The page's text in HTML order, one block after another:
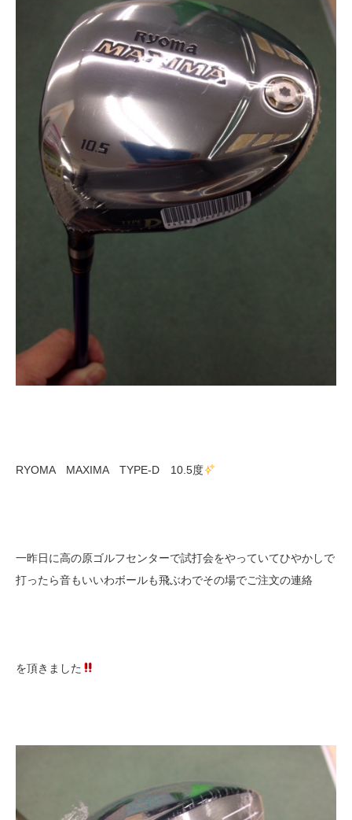
RYOMA MAXIMA TYPE-D 10.5度
一昨日に高の原ゴルフセンターで試打会をやっていてひやかしで
打ったら音もいいわボールも飛ぶわでその場でご注文の連絡
を頂きました